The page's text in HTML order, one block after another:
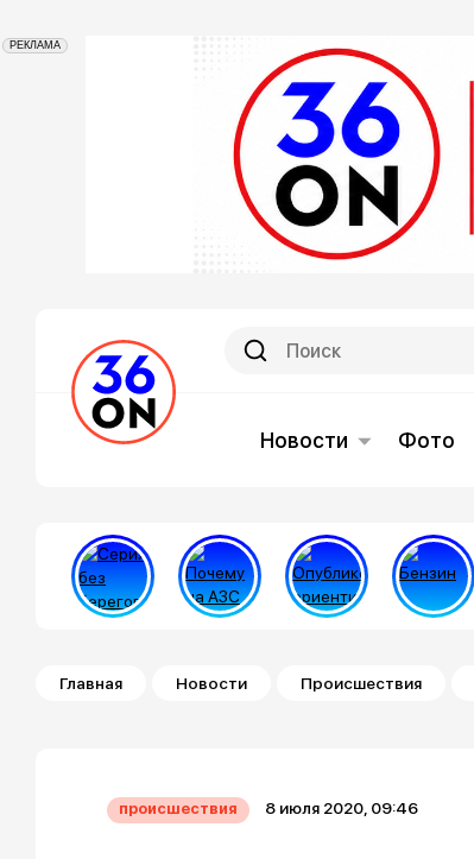
РЕКЛАМА
Новости Фото
Строка навигации
Главная Новости Происшествия
происшествия 8 июля 2020, 09:46